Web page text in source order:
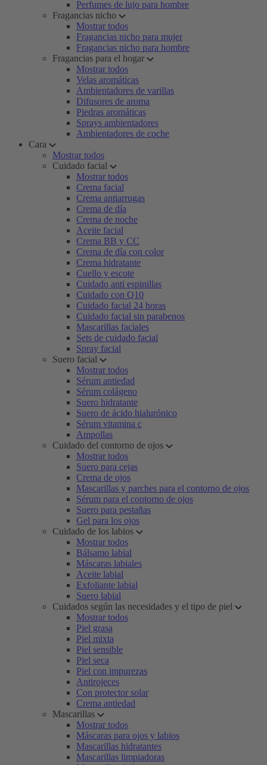
Perfumes de lujo para hombre
Fragancias nicho
Mostrar todos
Fragancias nicho para mujer
Fragancias nicho para hombre
Fragancias para el hogar
Mostrar todos
Velas aromáticas
Ambientadores de varillas
Difusores de aroma
Piedras aromáticas
Sprays ambientadores
Ambientadores de coche
Cara
Mostrar todos
Cuidado facial
Mostrar todos
Crema facial
Crema antiarrugas
Crema de día
Crema de noche
Aceite facial
Crema BB y CC
Crema de día con color
Crema hidratante
Cuello y escote
Cuidado anti espinillas
Cuidado con Q10
Cuidado facial 24 horas
Cuidado facial sin parabenos
Mascarillas faciales
Sets de cuidado facial
Spray facial
Suero facial
Mostrar todos
Sérum antiedad
Sérum colágeno
Suero hidratante
Suero de ácido hialurónico
Sérum vitamina c
Ampollas
Cuidado del contorno de ojos
Mostrar todos
Suero para cejas
Crema de ojos
Mascarillas y parches para el contorno de ojos
Sérum para el contorno de ojos
Suero para pestañas
Gel para los ojos
Cuidado de los labios
Mostrar todos
Bálsamo labial
Máscaras labiales
Aceite labial
Exfoliante labial
Suero labial
Cuidados según las necesidades y el tipo de piel
Mostrar todos
Piel grasa
Piel mixta
Piel sensible
Piel seca
Piel con impurezas
Antirojeces
Con protector solar
Crema antiedad
Mascarillas
Mostrar todos
Máscaras para ojos y labios
Mascarillas hidratantes
Mascarillas limpiadoras